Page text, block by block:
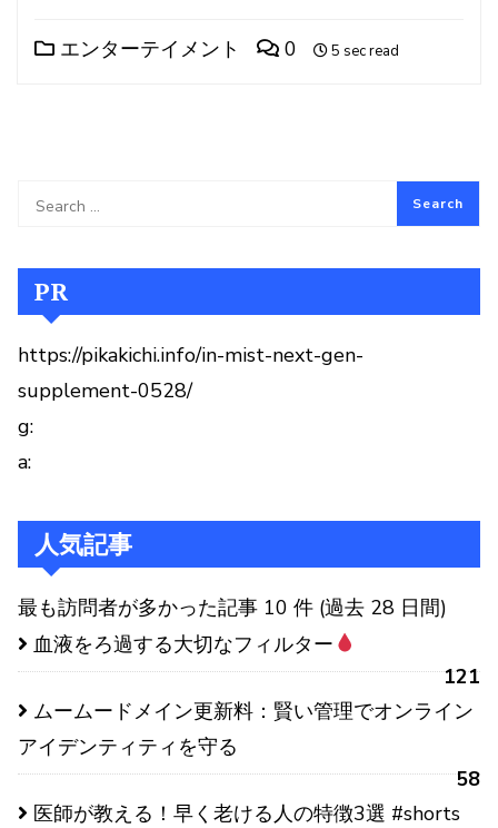
エンターテイメント 0 5 sec read
PR
https://pikakichi.info/in-mist-next-gen-
supplement-0528/
g:
a:
人気記事
最も訪問者が多かった記事 10 件 (過去 28 日間)
血液をろ過する大切なフィルター
121
ムームードメイン更新料：賢い管理でオンライン
アイデンティティを守る
58
医師が教える！早く老ける人の特徴3選 #shorts